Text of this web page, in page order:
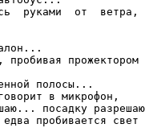
руками  от  ветра,
пробивая прожектором
полосы...
в микрофон,
посадку
пробивается свет